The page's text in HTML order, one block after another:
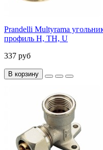
Prandelli Multyrama
профиль H, TH, U
337 руб
В корзину